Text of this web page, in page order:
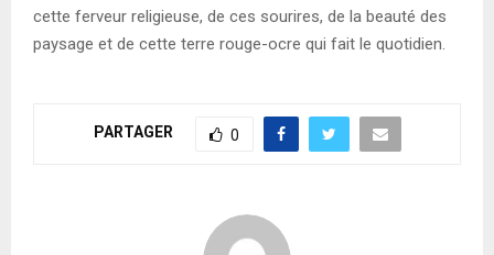
cette ferveur religieuse, de ces sourires, de la beauté des
paysage et de cette terre rouge-ocre qui fait le quotidien.
PARTAGER 0